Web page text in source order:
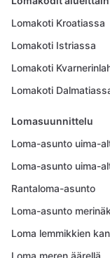
Lomakoti Kroatiassa
Lomakoti Istriassa
Lomakoti
Lomakoti
Lomasuunnittelu
Loma-asunto uima-
Loma-asunto uima-
Rantaloma-asunto
Loma-asunto
Loma lemmikkien
Loma meren äärellä